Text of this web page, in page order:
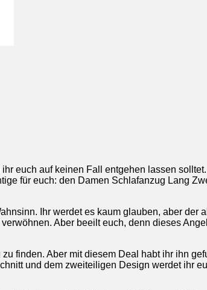
euch auf keinen Fall entgehen lassen
für euch: den Damen Schlafanzug Lang
Ihr werdet es kaum glauben, aber
Aber beeilt euch, denn dieses
finden. Aber mit diesem Deal habt ihr ihn
und dem zweiteiligen Design werdet ihr